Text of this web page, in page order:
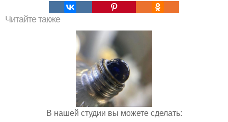
Читайте также
В нашей студии вы можете сделать: